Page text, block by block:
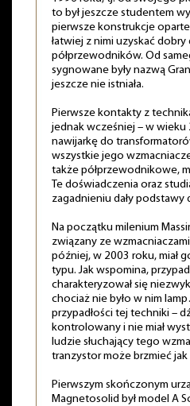
to był jeszcze studentem
pierwsze konstrukcje
łatwiej z nimi uzyskać
półprzewodników. Od
sygnowane były nazwą
jeszcze nie istniała.
Pierwsze kontakty z
jednak wcześniej – w wieku
nawijarkę do
wszystkie jego
także półprzewodnikowe,
Te doświadczenia oraz
zagadnieniu dały
Na początku milenium
związany ze
później, w 2003 roku, miał
typu. Jak wspomina,
charakteryzował się
chociaż nie było w nim
przypadłości tej techniki –
kontrolowany i nie miał
ludzie słuchający tego
tranzystor może brzmieć jak
Pierwszym skończonym
Magnetosolid był model A